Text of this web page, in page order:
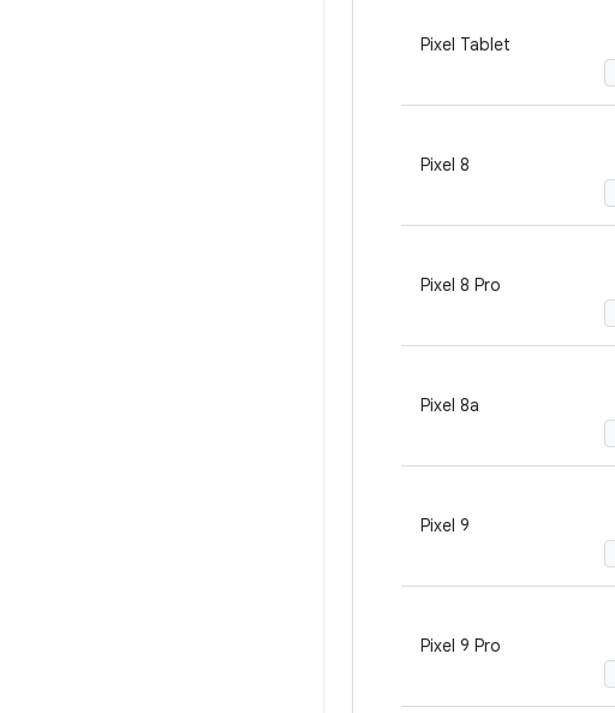
Pixel Tablet
Pixel 8
Pixel 8 Pro
Pixel 8a
Pixel 9
Pixel 9 Pro